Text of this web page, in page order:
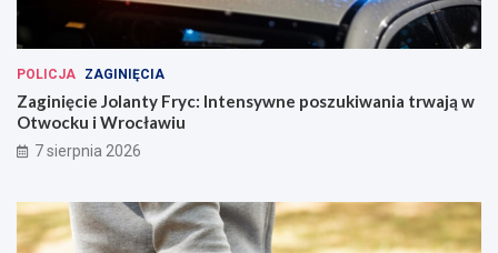
POLICJA ZAGINIĘCIA
Zaginięcie Jolanty Fryc: Intensywne poszukiwania trwają w
Otwocku i Wrocławiu
7 sierpnia 2026